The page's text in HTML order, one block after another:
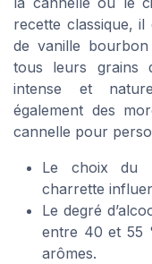
recette classique, il
de vanille
tous leurs grains
intense et
également des
cannelle pour
Le choix du
charrette
Le degré
entre 40 et 55
arômes.